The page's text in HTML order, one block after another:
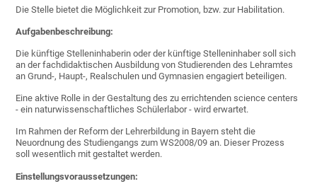
Die Stelle bietet die Möglichkeit zur Promotion, bzw. zur Habilitation.
Aufgabenbeschreibung:
Die künftige Stelleninhaberin oder der künftige Stelleninhaber soll sich
an der fachdidaktischen Ausbildung von Studierenden des Lehramtes
an Grund-, Haupt-, Realschulen und Gymnasien engagiert beteiligen.
Eine aktive Rolle in der Gestaltung des zu errichtenden science centers
- ein naturwissenschaftliches Schülerlabor - wird erwartet.
Im Rahmen der Reform der Lehrerbildung in Bayern steht die
Neuordnung des Studiengangs zum WS2008/09 an. Dieser Prozess
soll wesentlich mit gestaltet werden.
Einstellungsvoraussetzungen: